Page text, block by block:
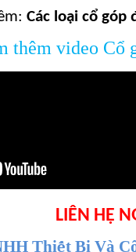
Các loại cổ góp
thêm video Cổ
LIÊN HỆ
Thiết Bị Và